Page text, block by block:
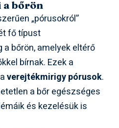
bőrön
„pórusokról”
fő típust
bőrön, amelyek eltérő
bírnak. Ezek a
verejtékmirigy pórusok.
a bőr egészséges
és kezelésük is